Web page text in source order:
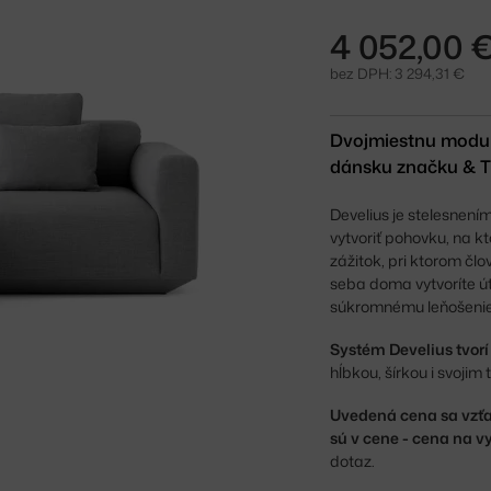
4 052,00
bez DPH: 3 294,31 €
Dvojmiestnu
dánsku značku &
Develius je
vytvoriť pohovku, na
zážitok, pri ktorom
seba doma vytvoríte
súkromnému
Systém Develius
hĺbkou, šírkou i
Uvedená cena sa
sú v cene - cena na
dotaz.